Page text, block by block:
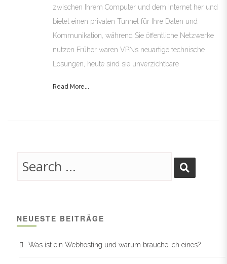
zwischen Ihrem Computer und dem Internet her und
bietet einen privaten Tunnel für Ihre Daten und
Kommunikation, während Sie öffentliche Netzwerke
nutzen Früher waren VPNs neuartige technische
Lösungen, heute sind sie unverzichtbare
Read More...
NEUESTE BEITRÄGE
Was ist ein Webhosting und warum brauche ich eines?